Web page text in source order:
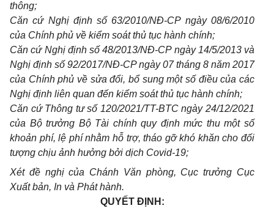
thông;
Căn cứ Nghị định số 63/2010/NĐ-CP ngày 08/6/2010
của Chính phủ về kiểm soát thủ tục hành chính;
Căn cứ Nghị định số 48/2013/NĐ-CP ngày 14/5/2013 và
Nghị định số 92/2017/NĐ-CP ngày 07 tháng 8 năm 2017
của Chính phủ về sửa đổi, bổ sung một số điều của các
Nghị định liên quan đến kiểm soát thủ tục hành chính;
Căn cứ Thông tư số 120/2021/TT-BTC ngày 24/12/2021
của Bộ trưởng Bộ Tài chính quy định mức thu một số
khoản phí, lệ phí nhằm hỗ trợ, tháo gỡ khó khăn cho đối
tượng chịu ảnh hưởng bởi dịch Covid-19;
Xét đề nghị của Chánh Văn phòng, Cục trưởng Cục
Xuất bản, In và Phát hành.
QUYẾT ĐỊNH: